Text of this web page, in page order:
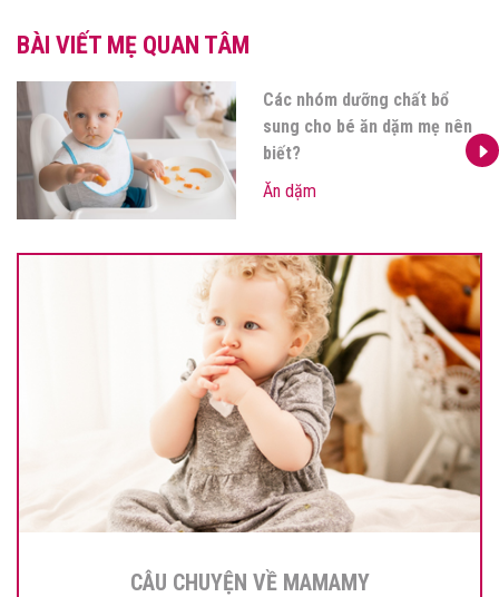
BÀI VIẾT MẸ QUAN TÂM
Các nhóm dưỡng chất bổ
sung cho bé ăn dặm mẹ nên
biết?
Ăn dặm
CÂU CHUYỆN VỀ MAMAMY